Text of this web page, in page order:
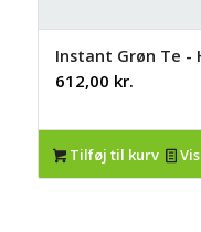
Instant Grøn Te -
612,00 kr.
Tilføj til kurv